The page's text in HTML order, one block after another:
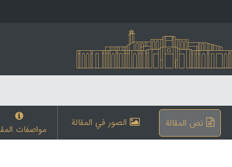
نص المقالة الصور في المقالة مواصفات